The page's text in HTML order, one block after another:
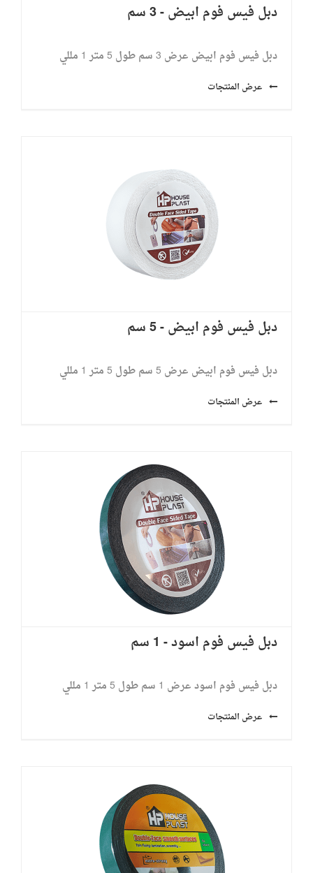
دبل فيس فوم ابيض - 3 سم
دبل فيس فوم ابيض عرض 3 سم طول 5 متر ​1 مللي
عرض المنتجات
دبل فيس فوم ابيض - 5 سم
دبل فيس فوم ابيض عرض 5 سم طول 5 متر ​1 مللي
عرض المنتجات
دبل فيس فوم اسود - 1 سم
دبل فيس فوم اسود عرض 1 سم طول 5 متر ​1 مللي
عرض المنتجات